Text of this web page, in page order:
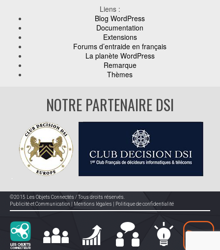
Liens :
Blog WordPress
Documentation
Extensions
Forums d’entraide en français
La planète WordPress
Remarque
Thèmes
NOTRE PARTENAIRE DSI
©2015 Les Objets Connectés / Tous droits réservés.
Publicité et Communication
Mentions légales Politique de confidentialité